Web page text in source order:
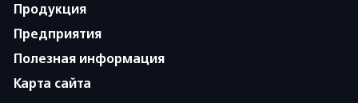
Продукция
Предприятия
Полезная информация
Карта сайта